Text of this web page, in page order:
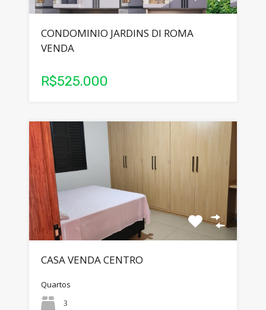
CONDOMINIO JARDINS DI ROMA
VENDA
R$525.000
CASA VENDA CENTRO
Quartos
3